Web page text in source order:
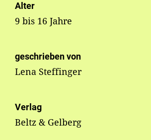
Alter
9 bis 16 Jahre
geschrieben von
Lena Steffinger
Verlag
Beltz & Gelberg